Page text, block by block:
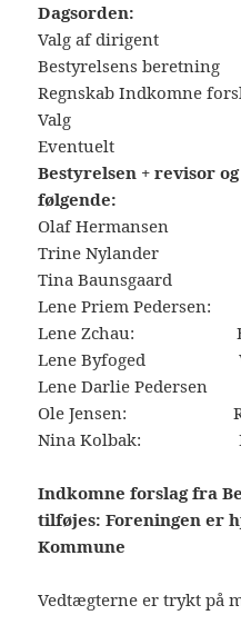
Dagsorden:
Valg af dirigent
Bestyrelsens beretning
Regnskab Indkomne
Valg
Eventuelt
Bestyrelsen + revisor
følgende:
Olaf Hermansen
Trine Nylander
Tina Baunsgaard
Lene Priem Pedersen:
Lene Zchau:
Lene Byfoged
Lene Darlie Pedersen
Ole Jensen:
Nina Kolbak:
Indkomne forslag fra
tilføjes: Foreningen er
Kommune
Vedtægterne er trykt på